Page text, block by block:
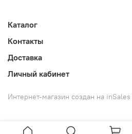
Каталог
Контакты
Доставка
Личный кабинет
Интернет-магазин создан на inSales